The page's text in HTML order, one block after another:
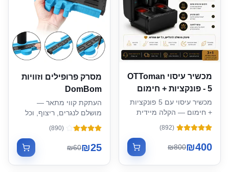
מכשיר עיסוי OTToman
- 5 פונקציות + חימום
מכשיר עיסוי עם 5 פונקציות
+ חימום — הקלה מיידית
בכאבי צוואר וגב
(
892
)
₪400
₪800
מסרק פרופילים וזוויות
DomBom
העתקת קווי מתאר —
מושלם לנגרים, ריצוף, וכל
עבודה שדורשת דיוק
(
890
)
₪25
₪60